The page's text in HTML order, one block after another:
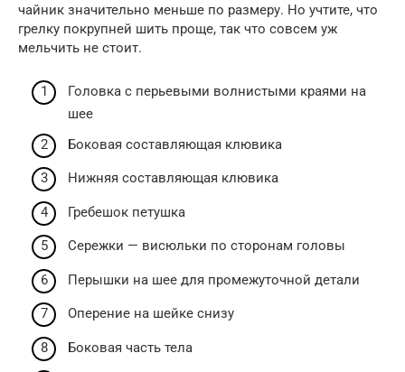
чайник значительно меньше по размеру. Но учтите, что
грелку покрупней шить проще, так что совсем уж
мельчить не стоит.
Головка с перьевыми волнистыми краями на
шее
Боковая составляющая клювика
Нижняя составляющая клювика
Гребешок петушка
Сережки — висюльки по сторонам головы
Перышки на шее для промежуточной детали
Оперение на шейке снизу
Боковая часть тела